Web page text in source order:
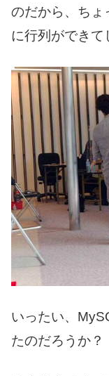
のだから、ちょ
に行列ができて
いったい、
たのだろうか？